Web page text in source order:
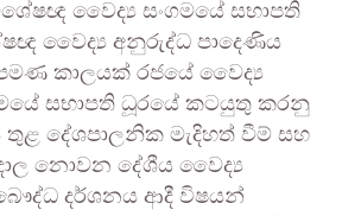
වෛද්‍ය සංගමයේ සභාපති
වෛද්‍ය අනුරුද්ධ පාදෙණිය
කාලයක් රජයේ වෛද්‍ය
සභාපති ධූරයේ කටයුතු කරනු
තුළ දේශපාලනික මැදිහත් වීම් සහ
නොවන දේශීය වෛද්‍ය
බෞද්ධ දර්ශනය ආදී විෂයන්